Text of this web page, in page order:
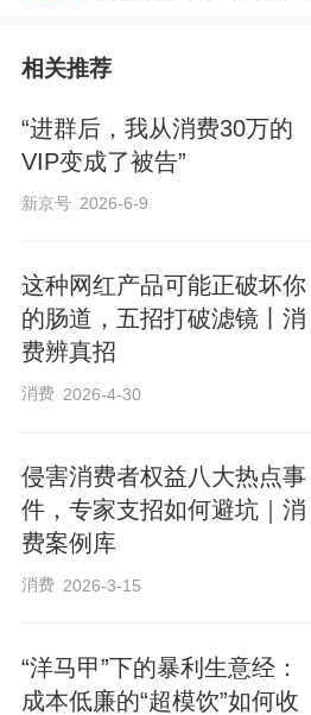
相关推荐
“进群后，我从消费30万的
VIP变成了被告”
新京号 2026-6-9
这种网红产品可能正破坏你
的肠道，五招打破滤镜丨消
费辨真招
消费 2026-4-30
侵害消费者权益八大热点事
件，专家支招如何避坑｜消
费案例库
消费 2026-3-15
“洋马甲”下的暴利生意经：
成本低廉的“超模饮”如何收